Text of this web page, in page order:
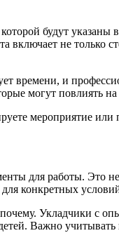
будут
включает не
времени, и
могут повлиять
мероприятие или
для работы. Это
конкретных
Укладчики с
Важно учитывать